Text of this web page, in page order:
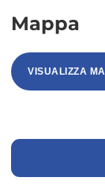
Mappa
VISUALIZZA